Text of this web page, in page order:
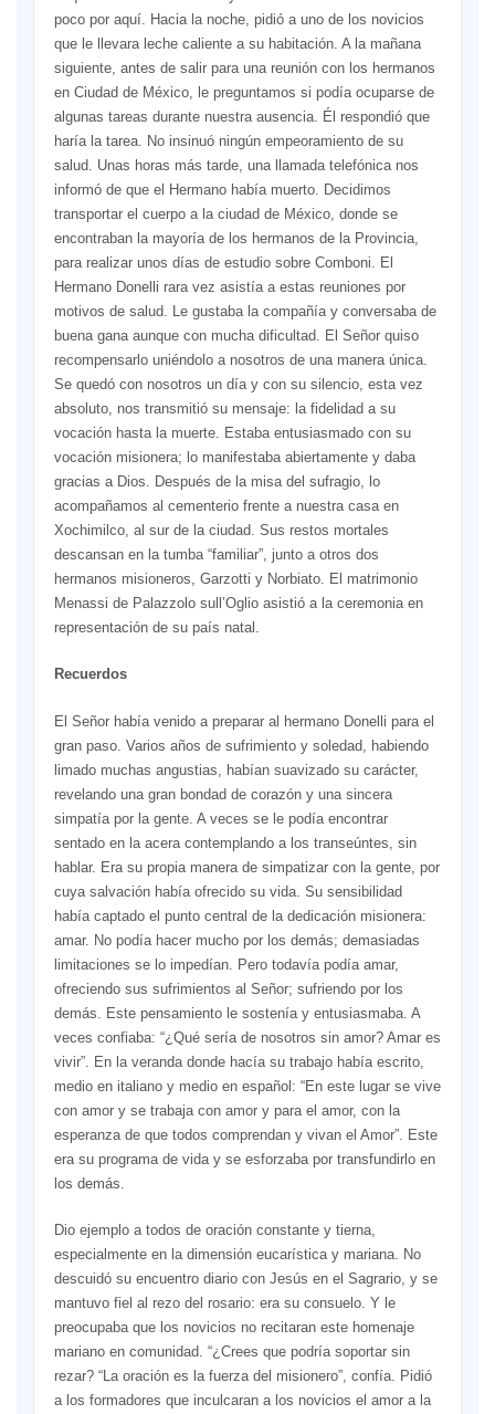
poco por aquí. Hacia la noche, pidió a uno de los novicios
que le llevara leche caliente a su habitación. A la mañana
siguiente, antes de salir para una reunión con los hermanos
en Ciudad de México, le preguntamos si podía ocuparse de
algunas tareas durante nuestra ausencia. Él respondió que
haría la tarea. No insinuó ningún empeoramiento de su
salud. Unas horas más tarde, una llamada telefónica nos
informó de que el Hermano había muerto. Decidimos
transportar el cuerpo a la ciudad de México, donde se
encontraban la mayoría de los hermanos de la Provincia,
para realizar unos días de estudio sobre Comboni. El
Hermano Donelli rara vez asistía a estas reuniones por
motivos de salud. Le gustaba la compañía y conversaba de
buena gana aunque con mucha dificultad. El Señor quiso
recompensarlo uniéndolo a nosotros de una manera única.
Se quedó con nosotros un día y con su silencio, esta vez
absoluto, nos transmitió su mensaje: la fidelidad a su
vocación hasta la muerte. Estaba entusiasmado con su
vocación misionera; lo manifestaba abiertamente y daba
gracias a Dios. Después de la misa del sufragio, lo
acompañamos al cementerio frente a nuestra casa en
Xochimilco, al sur de la ciudad. Sus restos mortales
descansan en la tumba “familiar”, junto a otros dos
hermanos misioneros, Garzotti y Norbiato. El matrimonio
Menassi de Palazzolo sull’Oglio asistió a la ceremonia en
representación de su país natal.
Recuerdos
El Señor había venido a preparar al hermano Donelli para el
gran paso. Varios años de sufrimiento y soledad, habiendo
limado muchas angustias, habían suavizado su carácter,
revelando una gran bondad de corazón y una sincera
simpatía por la gente. A veces se le podía encontrar
sentado en la acera contemplando a los transeúntes, sin
hablar. Era su propia manera de simpatizar con la gente, por
cuya salvación había ofrecido su vida. Su sensibilidad
había captado el punto central de la dedicación misionera:
amar. No podía hacer mucho por los demás; demasiadas
limitaciones se lo impedían. Pero todavía podía amar,
ofreciendo sus sufrimientos al Señor; sufriendo por los
demás. Este pensamiento le sostenía y entusiasmaba. A
veces confiaba: “¿Qué sería de nosotros sin amor? Amar es
vivir”. En la veranda donde hacía su trabajo había escrito,
medio en italiano y medio en español: “En este lugar se vive
con amor y se trabaja con amor y para el amor, con la
esperanza de que todos comprendan y vivan el Amor”. Este
era su programa de vida y se esforzaba por transfundirlo en
los demás.
Dio ejemplo a todos de oración constante y tierna,
especialmente en la dimensión eucarística y mariana. No
descuidó su encuentro diario con Jesús en el Sagrario, y se
mantuvo fiel al rezo del rosario: era su consuelo. Y le
preocupaba que los novicios no recitaran este homenaje
mariano en comunidad. “¿Crees que podría soportar sin
rezar? “La oración es la fuerza del misionero”, confía. Pidió
a los formadores que inculcaran a los novicios el amor a la